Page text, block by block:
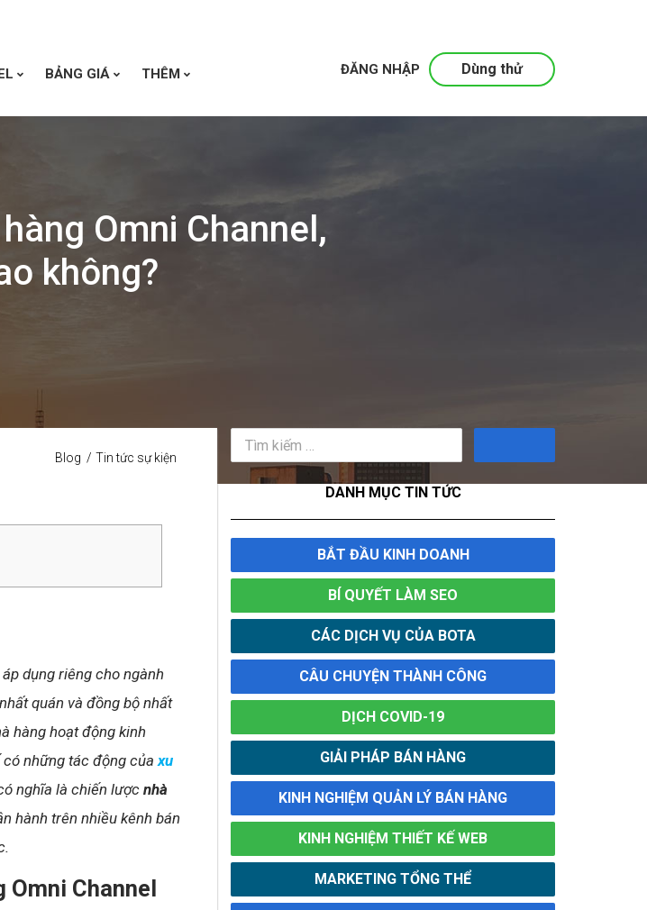
BẢNG GIÁ THÊM Dùng thử
ĐĂNG NHẬP
Omni Channel,
không?
Blog Tin tức sự kiện
dụng riêng cho ngành
quán và đồng bộ nhất
hàng hoạt động kinh
có những tác động củaxu
nghĩa là chiến lượcnhà
hành trên nhiều kênh bán
Omni Channel
DANH MỤC TIN TỨC
BẮT ĐẦU KINH DOANH
BÍ QUYẾT LÀM SEO
CÁC DỊCH VỤ CỦA BOTA
CÂU CHUYỆN THÀNH CÔNG
DỊCH COVID-19
GIẢI PHÁP BÁN HÀNG
KINH NGHIỆM QUẢN LÝ BÁN HÀNG
KINH NGHIỆM THIẾT KẾ WEB
MARKETING TỔNG THỂ